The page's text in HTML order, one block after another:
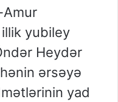
illik yubiley
Heydər
ərsəyə
yad